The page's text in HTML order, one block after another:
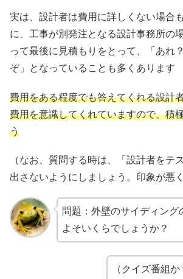
実は、設計者は費用に詳しくない場合
に、工事が別発注となる設計事務所の
って最後に見積もりをとって、「あれ
ぞ」となっていることも多くあります
費用をある程度でも答えてくれる設計
費用を意識してくれていますので、積
う
（なお、質問する時は、「設計者をテ
出さないようにしましょう。印象が悪
問題：外壁のサイディング
よそいくらでしょうか？
（クイズ番組か